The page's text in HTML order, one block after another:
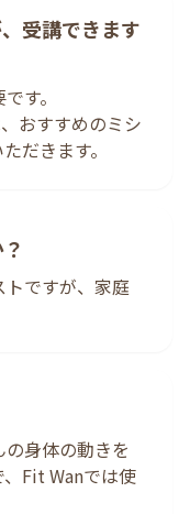
受講できます
す。
おすすめのミシ
だきます。
ですが、家庭
身体の動きを
Fit Wanでは使